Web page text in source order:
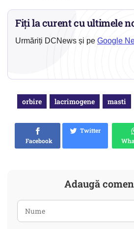
Fiți la curent cu ultimele
Urmăriți DCNews și pe Google
orbire lacrimogene masti
Facebook
Twitter
Adaugă